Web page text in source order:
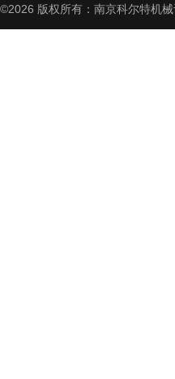
©2026 版权所有：南京科尔特机